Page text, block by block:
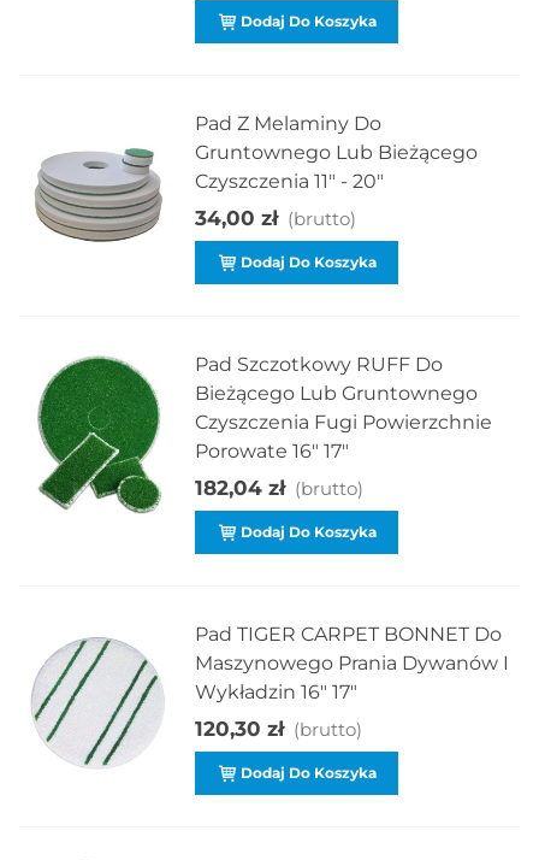
Dodaj Do Koszyka
Pad Z Melaminy Do
Gruntownego Lub Bieżącego
Czyszczenia 11" - 20"
34,00 zł (brutto)
Dodaj Do Koszyka
Pad Szczotkowy RUFF Do
Bieżącego Lub Gruntownego
Czyszczenia Fugi Powierzchnie
Porowate 16" 17"
182,04 zł (brutto)
Dodaj Do Koszyka
Pad TIGER CARPET BONNET Do
Maszynowego Prania Dywanów I
Wykładzin 16" 17"
120,30 zł (brutto)
Dodaj Do Koszyka